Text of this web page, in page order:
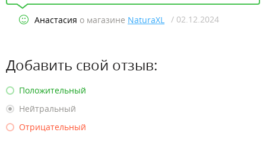
Анастасия о магазине NaturaXL / 02.12.2024
Добавить свой отзыв:
Положительный
Нейтральный
Отрицательный